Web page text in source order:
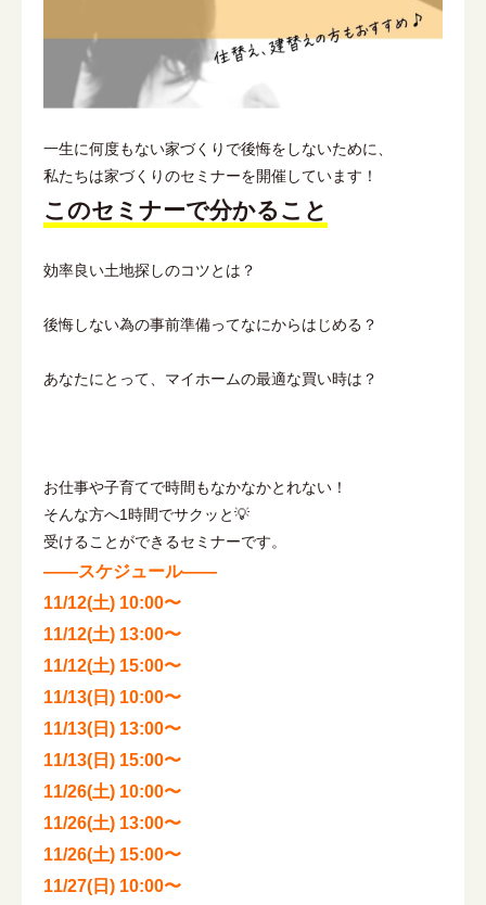
一生に何度もない家づくりで後悔をしないために、
私たちは家づくりのセミナーを開催しています！
このセミナーで分かること
効率良い土地探しのコツとは？
後悔しない為の事前準備ってなにからはじめる？
あなたにとって、マイホームの最適な買い時は？
お仕事や子育てで時間もなかなかとれない！
そんな方へ1時間でサクッと💡
受けることができるセミナーです。
——スケジュール——
11/12(土) 10:00〜
11/12(土) 13:00〜
11/12(土) 15:00〜
11/13(日) 10:00〜
11/13(日) 13:00〜
11/13(日) 15:00〜
11/26(土) 10:00〜
11/26(土) 13:00〜
11/26(土) 15:00〜
11/27(日) 10:00〜